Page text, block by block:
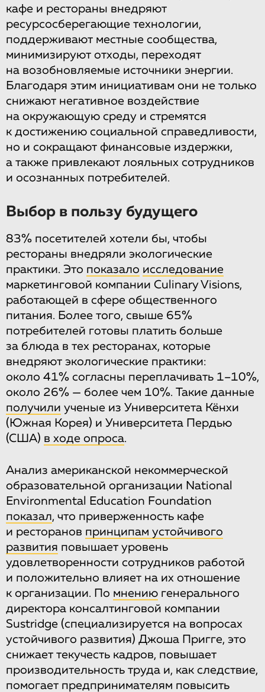
кафе и рестораны внедряют
ресурсосберегающие технологии,
поддерживают местные сообщества,
минимизируют отходы, переходят
на возобновляемые источники энергии.
Благодаря этим инициативам они не только
снижают негативное воздействие
на окружающую среду и стремятся
к достижению социальной справедливости,
но и сокращают финансовые издержки,
а также привлекают лояльных сотрудников
и осознанных потребителей.
Выбор в пользу будущего
83% посетителей хотели бы, чтобы
рестораны внедряли экологические
практики. Это показало исследование
маркетинговой компании Culinary Visions,
работающей в сфере общественного
питания. Более того, свыше 65%
потребителей готовы платить больше
за блюда в тех ресторанах, которые
внедряют экологические практики:
около 41% согласны переплачивать 1–10%,
около 26% — более чем 10%. Такие данные
получили ученые из Университета Кёнхи
(Южная Корея) и Университета Пердью
(США) в ходе опроса.
Анализ американской некоммерческой
образовательной организации National
Environmental Education Foundation
показал, что приверженность кафе
и ресторанов принципам устойчивого
развития повышает уровень
удовлетворенности сотрудников работой
и положительно влияет на их отношение
к организации. По мнению генерального
директора консалтинговой компании
Sustridge (специализируется на вопросах
устойчивого развития) Джоша Пригге, это
снижает текучесть кадров, повышает
производительность труда и, как следствие,
помогает предпринимателям повысить